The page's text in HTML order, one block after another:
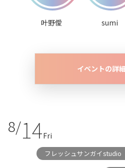
叶野僾 sumi
イベントの詳
8/14Fri
フレッシュサンガイstudio